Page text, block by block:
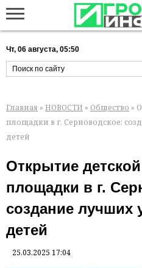
Чт, 06 августа, 05:50
Главная » НОВОСТИ » Общество »
площадки в г. Серноводское:
детей
Открытие
площадки в г.
создание лучших
детей
25.03.2025 17:04